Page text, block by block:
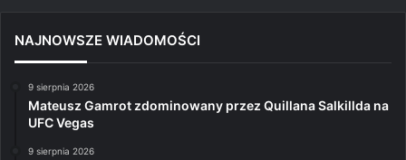
NAJNOWSZE WIADOMOŚCI
9 sierpnia 2026
Mateusz Gamrot zdominowany przez Quillana Salkillda na
UFC Vegas
9 sierpnia 2026